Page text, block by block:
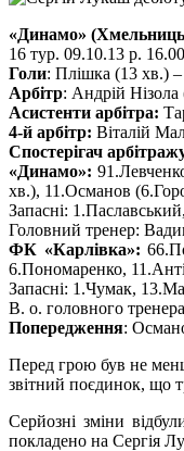
«Динамо»
16 тур. 09.10.13 р.
Голи: Плішка (13 хв.)
Арбітр: Андрій Нізола
Асистенти арбітра:
4-й арбітр: Віталій
Спостерігач
«Динамо»:
хв.), 11.Османов
Запасні:
Головний тренер:
ФК «Карлівка»:
6.Пономаренко,
Запасні: 1.Чумак,
В. о. головного
Попередження:
Перед грою був не
звітний поєдинок, що
Серйозні зміни
покладено на Сергія